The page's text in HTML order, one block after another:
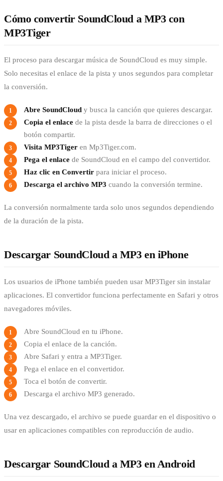
Cómo convertir SoundCloud a MP3 con
MP3Tiger
El proceso para descargar música de SoundCloud es muy simple.
Solo necesitas el enlace de la pista y unos segundos para completar
la conversión.
Abre SoundCloud y busca la canción que quieres descargar.
Copia el enlace de la pista desde la barra de direcciones o el
botón compartir.
Visita MP3Tiger en Mp3Tiger.com.
Pega el enlace de SoundCloud en el campo del convertidor.
Haz clic en Convertir para iniciar el proceso.
Descarga el archivo MP3 cuando la conversión termine.
La conversión normalmente tarda solo unos segundos dependiendo
de la duración de la pista.
Descargar SoundCloud a MP3 en iPhone
Los usuarios de iPhone también pueden usar MP3Tiger sin instalar
aplicaciones. El convertidor funciona perfectamente en Safari y otros
navegadores móviles.
Abre SoundCloud en tu iPhone.
Copia el enlace de la canción.
Abre Safari y entra a MP3Tiger.
Pega el enlace en el convertidor.
Toca el botón de convertir.
Descarga el archivo MP3 generado.
Una vez descargado, el archivo se puede guardar en el dispositivo o
usar en aplicaciones compatibles con reproducción de audio.
Descargar SoundCloud a MP3 en Android